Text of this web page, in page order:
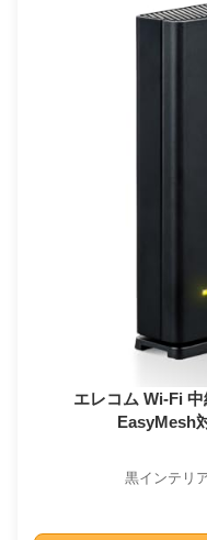
エレコム Wi-Fi
EasyMesh
黒インテリ